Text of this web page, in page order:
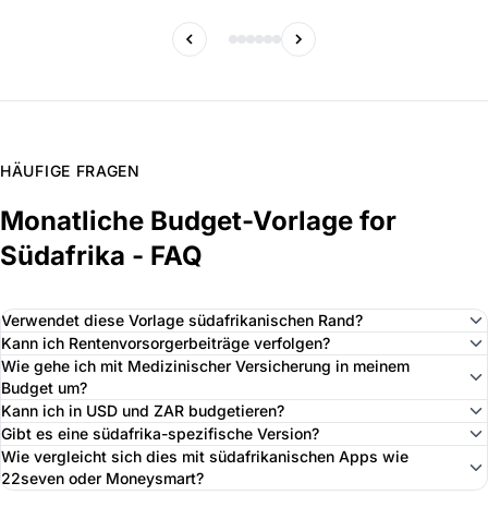
HÄUFIGE FRAGEN
Monatliche Budget-Vorlage for
Südafrika - FAQ
Verwendet diese Vorlage südafrikanischen Rand?
Kann ich Rentenvorsorgerbeiträge verfolgen?
Wie gehe ich mit Medizinischer Versicherung in meinem
Budget um?
Kann ich in USD und ZAR budgetieren?
Gibt es eine südafrika-spezifische Version?
Wie vergleicht sich dies mit südafrikanischen Apps wie
22seven oder Moneysmart?